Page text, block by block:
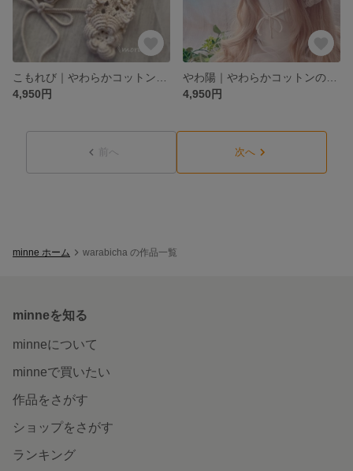
4,950円
4,950円
前へ 次へ
minne ホーム warabicha の作品一覧
minneを知る
minneについて
minneで買いたい
作品をさがす
ショップをさがす
ランキング